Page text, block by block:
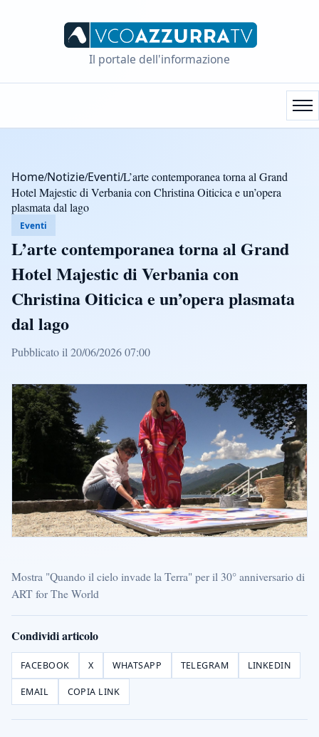
Il portale dell'informazione
Home/Notizie/Eventi/L’arte contemporanea torna al Grand
Hotel Majestic di Verbania con Christina Oiticica e un’opera
plasmata dal lago
Eventi
L’arte contemporanea torna al Grand
Hotel Majestic di Verbania con
Christina Oiticica e un’opera plasmata
dal lago
Pubblicato il 20/06/2026 07:00
Mostra "Quando il cielo invade la Terra" per il 30° anniversario di
ART for The World
Condividi articolo
FACEBOOK X WHATSAPP TELEGRAM LINKEDIN
EMAIL COPIA LINK